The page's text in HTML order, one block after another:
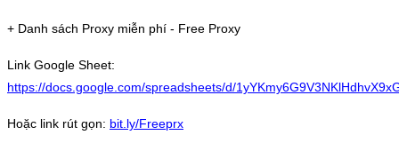
+ Danh sách Proxy miễn phí - Free Proxy
Link Google Sheet:
https://docs.google.com/spreadsheets/d/
Hoặc link rút gọn: bit.ly/Freeprx